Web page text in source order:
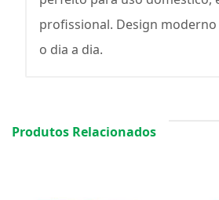
profissional. Design
o dia a dia.
Produtos Relacionados